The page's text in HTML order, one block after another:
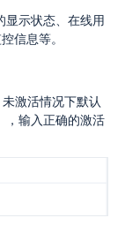
显示状态、在线用
信息等。
激活情况下默认
，输入正确的激活